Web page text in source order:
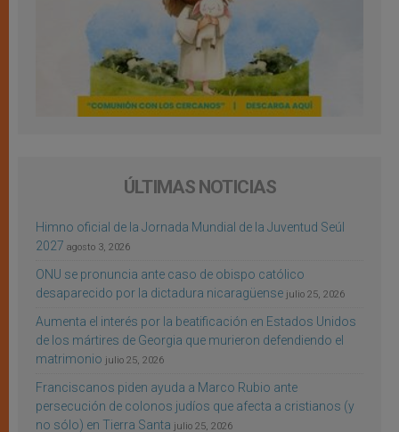
ÚLTIMAS NOTICIAS
Himno oficial de la Jornada Mundial de la Juventud Seúl
2027 agosto 3, 2026
ONU se pronuncia ante caso de obispo católico
desaparecido por la dictadura nicaragüense julio 25, 2026
Aumenta el interés por la beatificación en Estados Unidos
de los mártires de Georgia que murieron defendiendo el
matrimonio julio 25, 2026
Franciscanos piden ayuda a Marco Rubio ante
persecución de colonos judíos que afecta a cristianos (y
no sólo) en Tierra Santa julio 25, 2026